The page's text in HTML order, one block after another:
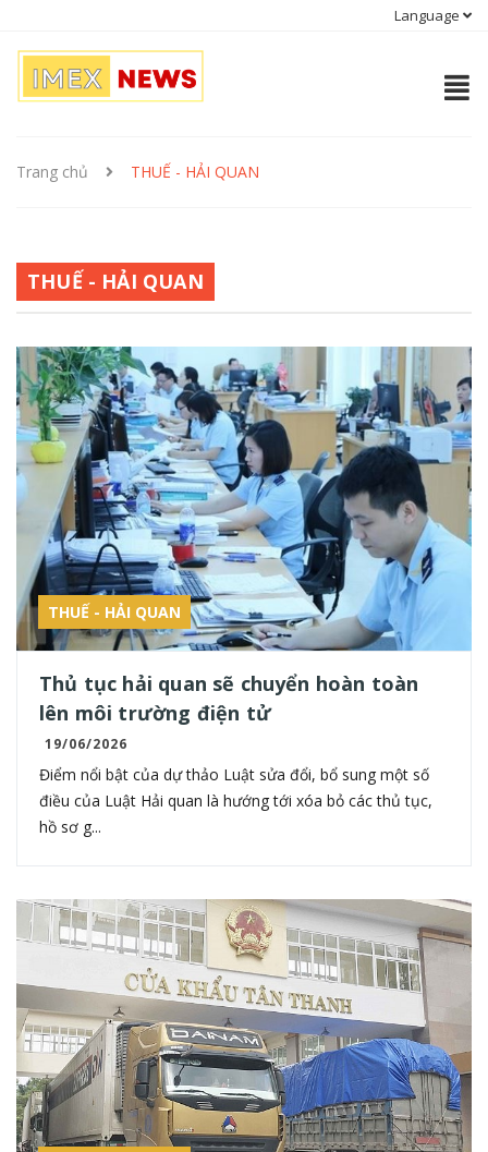
Language
Trang chủ THUẾ - HẢI QUAN
THUẾ - HẢI QUAN
THUẾ - HẢI QUAN
Thủ tục hải quan sẽ chuyển hoàn toàn
lên môi trường điện tử
19/06/2026
Điểm nổi bật của dự thảo Luật sửa đổi, bổ sung một số
điều của Luật Hải quan là hướng tới xóa bỏ các thủ tục,
hồ sơ g...